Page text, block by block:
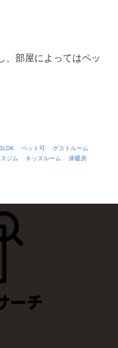
、部屋によってはペッ
3LDK ペット可
ゲストルーム
ジム キッズルーム
床暖房